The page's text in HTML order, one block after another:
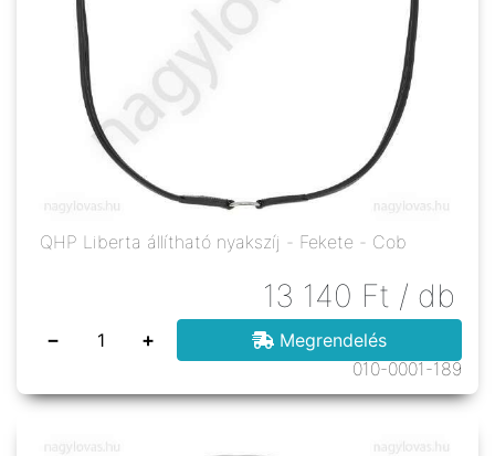
QHP Liberta állítható nyakszíj - Fekete - Cob
13 140 Ft / db
− +
Megrendelés
010-0001-189